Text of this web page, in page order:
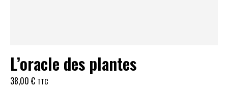
L’oracle des plantes
38,00 € TTC